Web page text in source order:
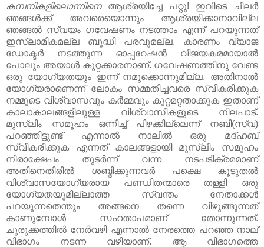
കമ്പനികളിലൊന്നിനെആശ്രയിച്ചേ പറ്റൂ! ഇവിടെ ചിലര്‍
ഞങ്ങള്‍ക്ക്‌ അവരെയൊന്നും ആശ്രയിക്കാനാവില്ല
ഞങ്ങല്‍ സ്വയം ഗവേഷണം നടത്താം എന്ന് പറയുന്നത്‌
ഇസ്‌ലാമികമല്ല ബുദ്ധി പരവുമല്ല. കാരണം വ്യാജ
ഡോക്ടര്‍ നടത്തുന്ന ഓപ്പറേഷന്‍ വിജയകരമായാല്‍
പോലും അയാള്‍ കുറ്റക്കാരനാണ്‌. ഗവേഷണത്തിനു വേണ്ട
ഒരു യോഗ്യതയും ഇന്ന് നമുക്കൊന്നുമില്ല. അതിനാല്‍
യോഗ്യരാണെന്ന് ലോകം സമ്മതിച്ചവരെ സ്വീകരിക്കുക
നമ്മുടെ വിശ്വാസവും കര്‍മ്മവും കുറ്റമറ്റതാക്കുക ഇതാണ്
കാലാകാലങ്ങളിലുള്ള വിശ്വാസികളുടെ നിലപാട്‌.
മുസ്‌ലിം സമൂഹം ഒന്നിച്ച്‌ പിഴക്കില്ലെന്ന് നബി(സ്വ)
പറഞ്ഞിട്ടുണ്ട്‌ എന്നാല്‍ നാലില്‍ ഒരു മദ്‌ഹബ്‌
സ്വീകരിക്കുക എന്നത്‌ കാലങ്ങളായി മുസ്‌ലിം സമൂഹം
നിരാക്ഷേപം തുടര്‍ന്ന് വന്ന നടപടിക്രമമാണ്‌
അതിനെതിരില്‍ ശബ്ദിക്കുന്നവര്‍ പക്ഷെ കൂടുതല്‍
വിശ്വാസയോഗ്യരായ പണ്ഡിതന്മാരെ തള്ളി ഒരു
യോഗ്യതയുമില്ലാത്ത സ്വന്തം നേതാക്കള്‍
പറയുന്നതെന്തും അങ്ങനെ തന്നെ വിഴുങ്ങുന്നത്‌
കാണുമ്പോള്‍ സഹതാപമാണ്‌ തോന്നുന്നത്‌.
ചുരുക്കത്തില്‍ നേര്‍വഴി എന്നാല്‍ നേരത്തെ പറഞ്ഞ നാല്‌
വിഭാഗം നടന്ന വഴിയാണ്‌. ആ വിഭാഗത്തെ